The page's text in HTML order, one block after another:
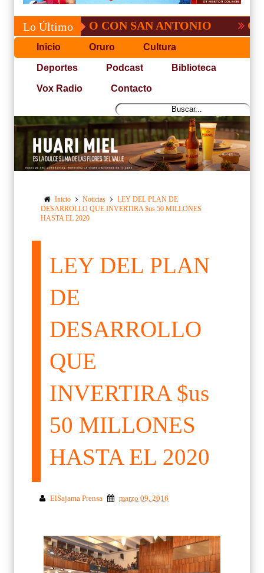
Lo Último
PUDO CON SAN ANTONIO COPA
Inicio Oruro Cultura
Deportes Podcast Biblioteca
Vox Radio Contacto
Inicio Noticias
LEY DEL PLAN DE
DESARROLLO QUE INVERTIRA $us 50 MILLONES
HASTA EL 2020
LEY DEL PLAN
DE
DESARROLLO
QUE
INVERTIRA $us
50 MILLONES
HASTA EL 2020
ElSajama Prensa marzo 09, 2016